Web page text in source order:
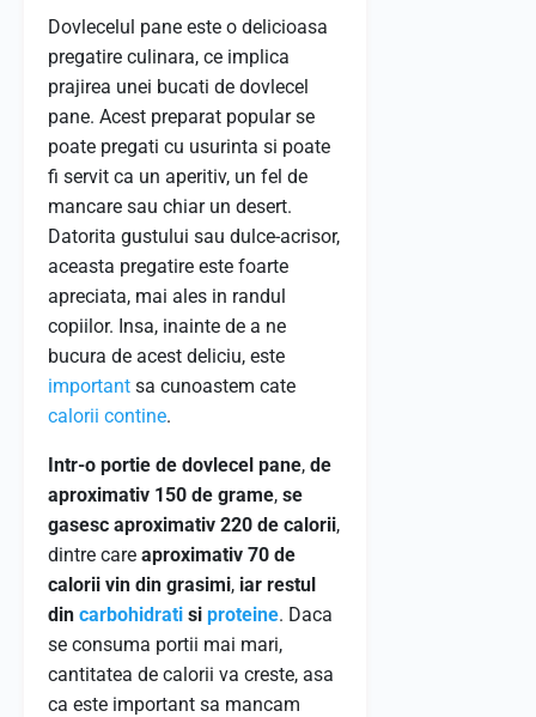
Dovlecelul pane este o delicioasa
pregatire culinara, ce implica
prajirea unei bucati de dovlecel
pane. Acest preparat popular se
poate pregati cu usurinta si poate
fi servit ca un aperitiv, un fel de
mancare sau chiar un desert.
Datorita gustului sau dulce-acrisor,
aceasta pregatire este foarte
apreciata, mai ales in randul
copiilor. Insa, inainte de a ne
bucura de acest deliciu, este
important sa cunoastem cate
calorii contine.
Intr-o portie de dovlecel pane, de
aproximativ 150 de grame, se
gasesc aproximativ 220 de calorii,
dintre care aproximativ 70 de
calorii vin din grasimi, iar restul
din carbohidrati si proteine. Daca
se consuma portii mai mari,
cantitatea de calorii va creste, asa
ca este important sa mancam